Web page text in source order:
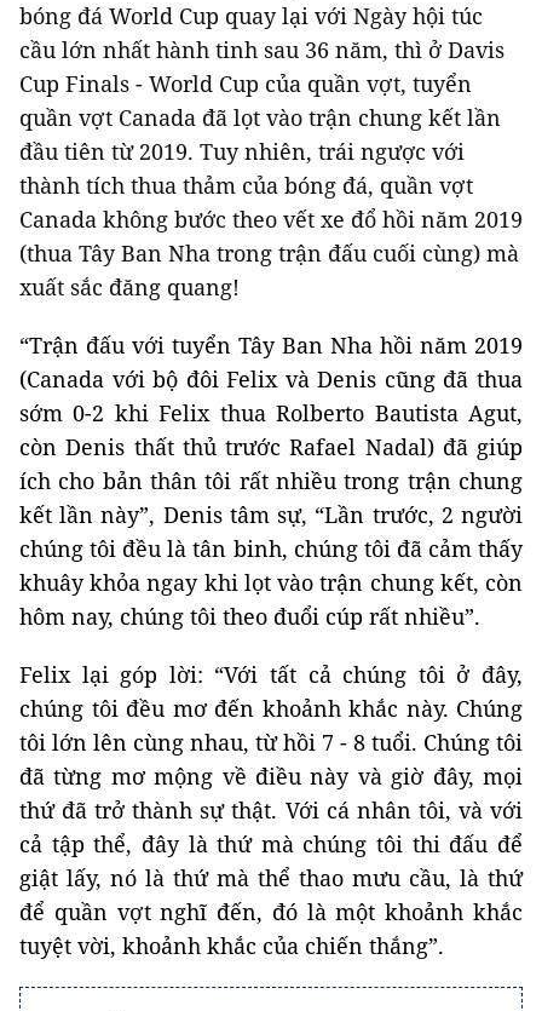
bóng đá World Cup quay lại với Ngày hội túc
cầu lớn nhất hành tinh sau 36 năm, thì ở Davis
Cup Finals - World Cup của quần vợt, tuyển
quần vợt Canada đã lọt vào trận chung kết lần
đầu tiên từ 2019. Tuy nhiên, trái ngược với
thành tích thua thảm của bóng đá, quần vợt
Canada không bước theo vết xe đổ hồi năm 2019
(thua Tây Ban Nha trong trận đấu cuối cùng) mà
xuất sắc đăng quang!
“Trận đấu với tuyển Tây Ban Nha hồi năm 2019
(Canada với bộ đôi Felix và Denis cũng đã thua
sớm 0-2 khi Felix thua Rolberto Bautista Agut,
còn Denis thất thủ trước Rafael Nadal) đã giúp
ích cho bản thân tôi rất nhiều trong trận chung
kết lần này”, Denis tâm sự, “Lần trước, 2 người
chúng tôi đều là tân binh, chúng tôi đã cảm thấy
khuây khỏa ngay khi lọt vào trận chung kết, còn
hôm nay, chúng tôi theo đuổi cúp rất nhiều”.
Felix lại góp lời: “Với tất cả chúng tôi ở đây,
chúng tôi đều mơ đến khoảnh khắc này. Chúng
tôi lớn lên cùng nhau, từ hồi 7 - 8 tuổi. Chúng tôi
đã từng mơ mộng về điều này và giờ đây, mọi
thứ đã trở thành sự thật. Với cá nhân tôi, và với
cả tập thể, đây là thứ mà chúng tôi thi đấu để
giật lấy, nó là thứ mà thể thao mưu cầu, là thứ
để quần vợt nghĩ đến, đó là một khoảnh khắc
tuyệt vời, khoảnh khắc của chiến thắng”.